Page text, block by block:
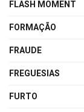
FLASH MOMENT
FORMAÇÃO
FRAUDE
FREGUESIAS
FURTO